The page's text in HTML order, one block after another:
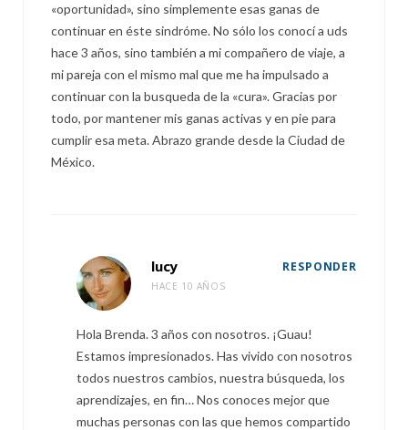
«oportunidad», sino simplemente esas ganas de
continuar en éste sindróme. No sólo los conocí a uds
hace 3 años, sino también a mi compañero de viaje, a
mi pareja con el mismo mal que me ha impulsado a
continuar con la busqueda de la «cura». Gracias por
todo, por mantener mis ganas activas y en pie para
cumplir esa meta. Abrazo grande desde la Ciudad de
México.
lucy
HACE 10 AÑOS
RESPONDER
Hola Brenda. 3 años con nosotros. ¡Guau!
Estamos impresionados. Has vivido con nosotros
todos nuestros cambios, nuestra búsqueda, los
aprendizajes, en fin… Nos conoces mejor que
muchas personas con las que hemos compartido